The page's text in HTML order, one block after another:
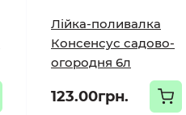
Лійка-поливалка
Консенсус садово-
огородня 6л
123.00грн.